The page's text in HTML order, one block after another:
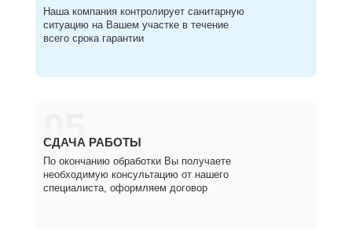
Наша компания контролирует санитарную
ситуацию на Вашем участке в течение
всего срока гарантии
05
СДАЧА РАБОТЫ
По окончанию обработки Вы получаете
необходимую консультацию от нашего
специалиста, оформляем договор